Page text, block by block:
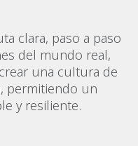
clara, paso a paso
del mundo real,
una cultura de
permitiendo un
y resiliente.